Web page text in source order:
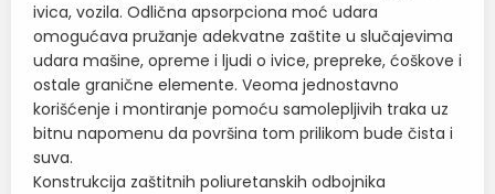
ivica, vozila. Odlična apsorpciona moć udara
omogućava pružanje adekvatne zaštite u slučajevima
udara mašine, opreme i ljudi o ivice, prepreke, ćoškove i
ostale granične elemente. Veoma jednostavno
korišćenje i montiranje pomoću samolepljivih traka uz
bitnu napomenu da površina tom prilikom bude čista i
suva.
Konstrukcija zaštitnih poliuretanskih odbojnika